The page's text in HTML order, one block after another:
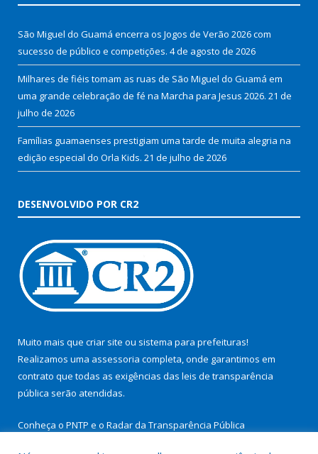
São Miguel do Guamá encerra os Jogos de Verão 2026 com
sucesso de público e competições. 4 de agosto de 2026
Milhares de fiéis tomam as ruas de São Miguel do Guamá em
uma grande celebração de fé na Marcha para Jesus 2026. 21 de
julho de 2026
Famílias guamaenses prestigiam uma tarde de muita alegria na
edição especial do Orla Kids. 21 de julho de 2026
DESENVOLVIDO POR CR2
Muito mais que criar site ou sistema para prefeituras!
Realizamos uma assessoria completa, onde garantimos em
contrato que todas as exigências das leis de transparência
pública serão atendidas.
Conheça o PNTP e o Radar da Transparência Pública